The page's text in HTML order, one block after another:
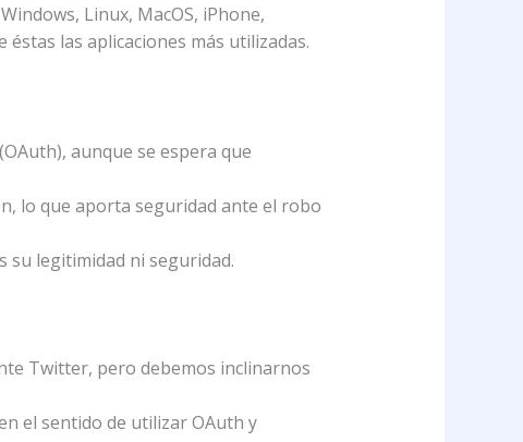
Linux, MacOS, iPhone,
las aplicaciones más utilizadas.
aunque se espera que
lo que aporta seguridad ante el robo
su legitimidad ni seguridad.
Twitter, pero debemos inclinarnos
el sentido de utilizar OAuth y